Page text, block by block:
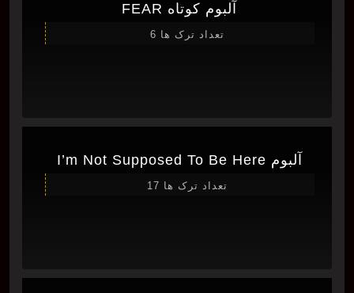
آلبوم کوتاه FEAR
تعداد ترک ها 6
آلبوم I’m Not Supposed To Be Here
تعداد ترک ها 17